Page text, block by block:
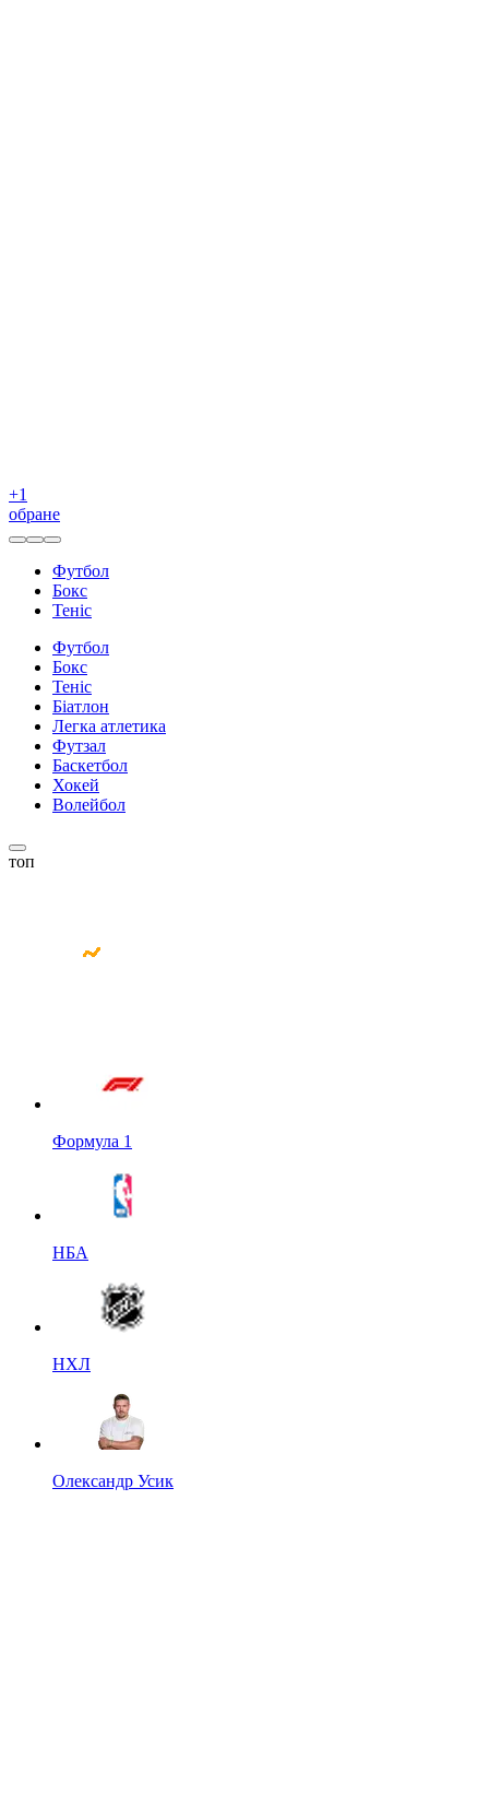
+1
обране
Футбол
Бокс
Теніс
Футбол
Бокс
Теніс
Біатлон
Легка атлетика
Футзал
Баскетбол
Хокей
Волейбол
топ
Формула 1
НБА
НХЛ
Олександр Усик